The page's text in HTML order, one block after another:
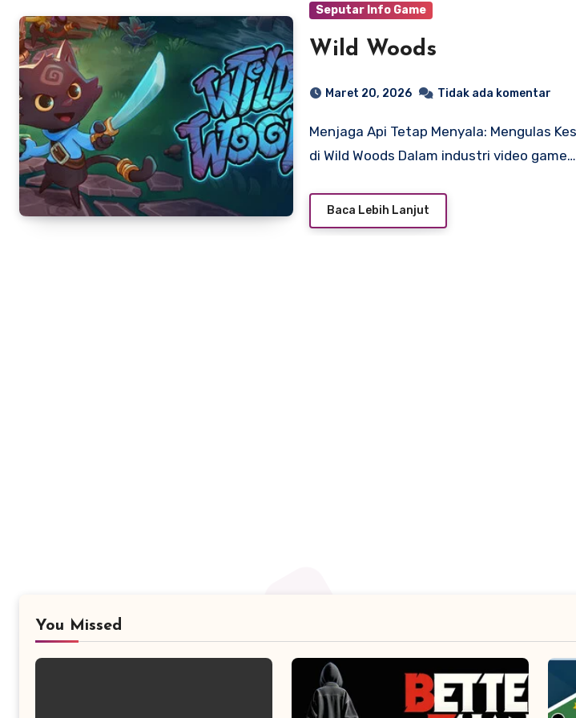
Seputar Info Game
Wild Woods
Maret 20, 2026 Tidak ada komentar
Menjaga Api Tetap Menyala: Mengulas Keseruan Kerja Sama
di Wild Woods Dalam industri video game…
Baca Lebih Lanjut
You Missed